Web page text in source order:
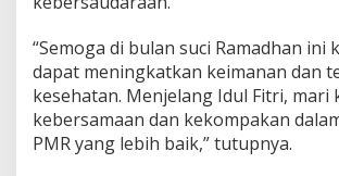
“Semoga di bulan suci Ramadhan ini
dapat meningkatkan keimanan dan
kesehatan. Menjelang Idul Fitri, mari
kebersamaan dan kekompakan
PMR yang lebih baik,” tutupnya.